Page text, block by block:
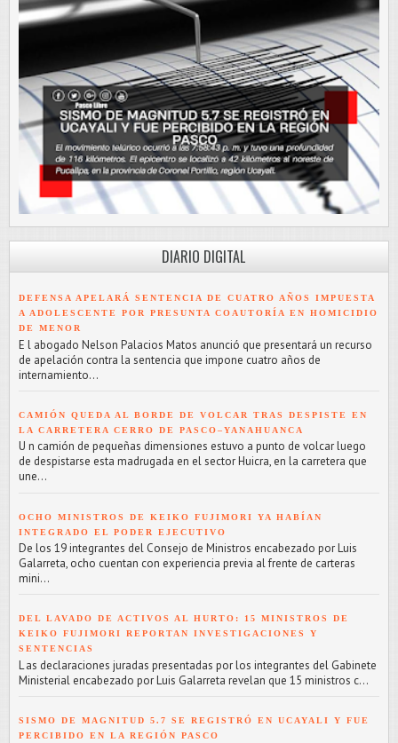
DIARIO DIGITAL
DEFENSA APELARÁ SENTENCIA DE CUATRO AÑOS IMPUESTA
A ADOLESCENTE POR PRESUNTA COAUTORÍA EN HOMICIDIO
DE MENOR
E l abogado Nelson Palacios Matos anunció que presentará un recurso
de apelación contra la sentencia que impone cuatro años de
internamiento...
CAMIÓN QUEDA AL BORDE DE VOLCAR TRAS DESPISTE EN
LA CARRETERA CERRO DE PASCO–YANAHUANCA
U n camión de pequeñas dimensiones estuvo a punto de volcar luego
de despistarse esta madrugada en el sector Huicra, en la carretera que
une...
OCHO MINISTROS DE KEIKO FUJIMORI YA HABÍAN
INTEGRADO EL PODER EJECUTIVO
De los 19 integrantes del Consejo de Ministros encabezado por Luis
Galarreta, ocho cuentan con experiencia previa al frente de carteras
mini...
DEL LAVADO DE ACTIVOS AL HURTO: 15 MINISTROS DE
KEIKO FUJIMORI REPORTAN INVESTIGACIONES Y
SENTENCIAS
L as declaraciones juradas presentadas por los integrantes del Gabinete
Ministerial encabezado por Luis Galarreta revelan que 15 ministros c...
SISMO DE MAGNITUD 5.7 SE REGISTRÓ EN UCAYALI Y FUE
PERCIBIDO EN LA REGIÓN PASCO